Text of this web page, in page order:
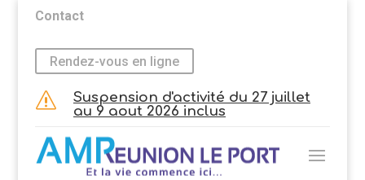
Contact
Rendez-vous en ligne
s
Suspension d'activité du 27 juillet
au 9 aout 2026 inclus